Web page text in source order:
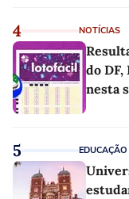
4 NOTÍCIAS
do DF,
nesta
5 EDUCAÇÃO